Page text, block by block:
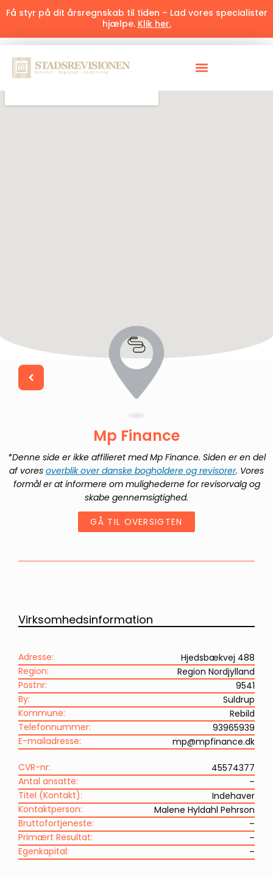
Få styr på dit årsregnskab til tiden – Lad vores specialister
hjælpe. Klik her.
Mp Finance
*Denne side er ikke affilieret medMp Finance. Siden er en del
af vores overblik over danske bogholdere og revisorer. Vores
formål er at informere om mulighederne for revisorvalg og
skabe gennemsigtighed.
GÅ TIL OVERSIGTEN
Virksomhedsinformation
Adresse:
Hjedsbækvej 488
Region:
Region Nordjylland
Postnr:
9541
By:
Suldrup
Kommune:
Rebild
Telefonnummer:
93965939
E-mailadresse:
mp@mpfinance.dk
CVR-nr:
45574377
Antal ansatte:
–
Titel (Kontakt):
Indehaver
Kontaktperson:
Malene Hyldahl Pehrson
Bruttofortjeneste:
–
Primært Resultat:
–
Egenkapital:
–